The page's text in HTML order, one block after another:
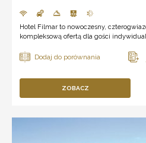
Hotel Filmar to nowoczesny,
kompleksową ofertą dla gości
ZOBACZ